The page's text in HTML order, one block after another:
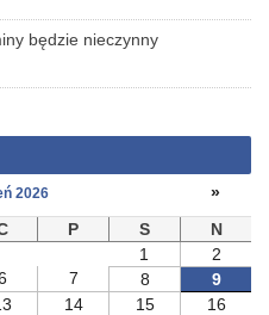
będzie nieczynny
2026
»
P S
N
1
2
7 8
9
14 15
16